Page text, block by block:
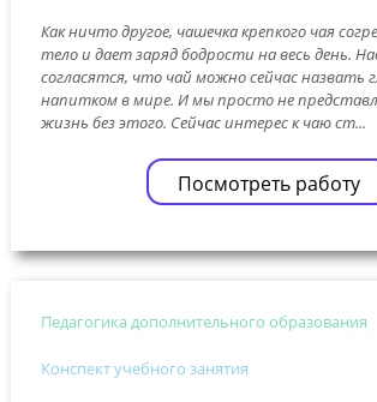
Как ничто другое, чашечка крепкого чая
тело и дает заряд бодрости на весь день.
согласятся, что чай можно сейчас назвать
напитком в мире. И мы просто не
жизнь без этого. Сейчас интерес к чаю ст...
Посмотреть работу
Педагогика дополнительного образования
Конспект учебного занятия